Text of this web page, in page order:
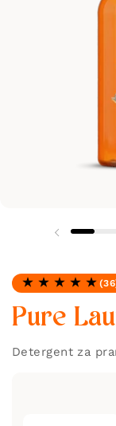
Ocjena: 4.86 od 5
Pure
Detergent za